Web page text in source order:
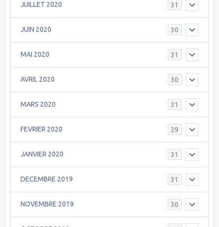
JUILLET 2020 31
JUIN 2020 30
MAI 2020 31
AVRIL 2020 30
MARS 2020 31
FEVRIER 2020 29
JANVIER 2020 31
DECEMBRE 2019 31
NOVEMBRE 2019 30